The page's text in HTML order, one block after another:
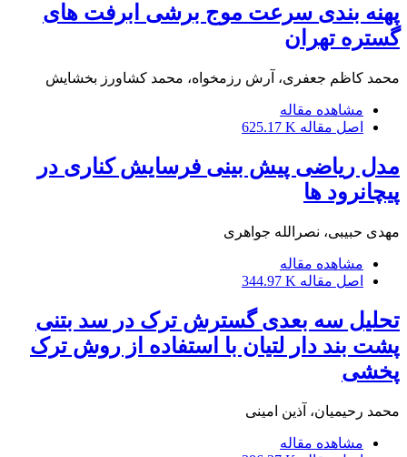
پهنه بندی سرعت موج برشی ابرفت های
گستره تهران
محمد کاظم جعفری، آرش رزمخواه، محمد کشاورز بخشایش
مشاهده مقاله
اصل مقاله 625.17 K
مدل ریاضی پیش بینی فرسایش کناری در
پیچانرود ها
مهدی حبیبی، نصرالله جواهری
مشاهده مقاله
اصل مقاله 344.97 K
تحلیل سه بعدی گسترش ترک در سد بتنی
پشت بند دار لتیان با استفاده از روش ترک
پخشی
محمد رحیمیان، آذین امینی
مشاهده مقاله